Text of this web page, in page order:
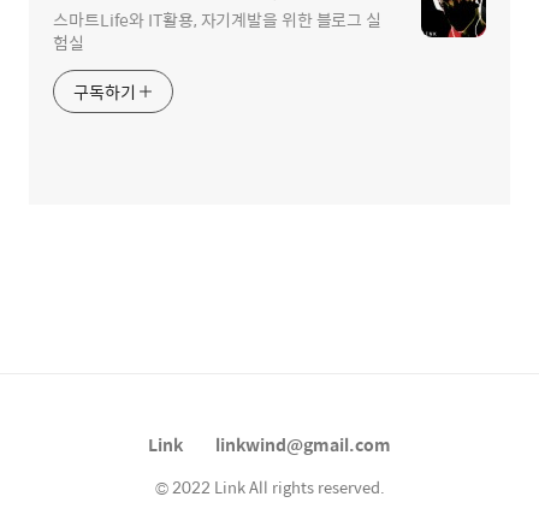
스마트Life와 IT활용, 자기계발을 위한 블로그 실
험실
구독하기
Link linkwind@gmail.com
© 2022 Link All rights reserved.